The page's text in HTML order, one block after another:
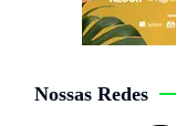
Nossas Redes